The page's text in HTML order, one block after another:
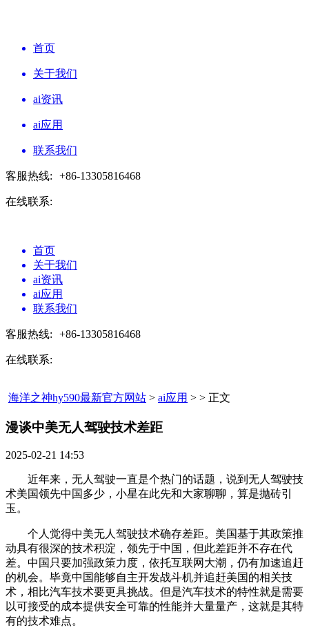
首页
关于我们
ai资讯
ai应用
联系我们
客服热线: +86-13305816468
在线联系:
首页
关于我们
ai资讯
ai应用
联系我们
客服热线: +86-13305816468
在线联系:
海洋之神hy590最新官方网站 > ai应用 > > 正文
漫谈中美无人驾驶技术差距​
2025-02-21 14:53
近年来，无人驾驶一直是个热门的话题，说到无人驾驶技
术美国领先中国多少，小星在此先和大家聊聊，算是抛砖引
玉。
个人觉得中美无人驾驶技术确存差距。美国基于其政策推
动具有很深的技术积淀，领先于中国，但此差距并不存在代
差。中国只要加强政策力度，依托互联网大潮，仍有加速追赶
的机会。毕竟中国能够自主开发战斗机并追赶美国的相关技
术，相比汽车技术要更具挑战。但是汽车技术的特性就是需要
以可接受的成本提供安全可靠的性能并大量量产，这就是其特
有的技术难点。